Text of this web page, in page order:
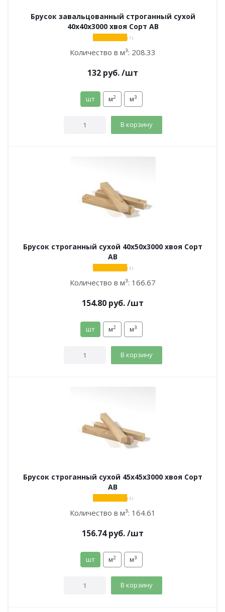
Брусок завальцованный строганный сухой
40х40х3000 хвоя Сорт АВ
( 1 )
Количество в м³: 208.33
132 руб./шт
шт м2 м3
В корзину
Брусок строганный сухой 40х50х3000 хвоя Сорт
АВ
( 2 )
Количество в м³: 166.67
154.80 руб./шт
шт м2 м3
В корзину
Брусок строганный сухой 45х45х3000 хвоя Сорт
АВ
( 2 )
Количество в м³: 164.61
156.74руб./шт
шт м2 м3
В корзину